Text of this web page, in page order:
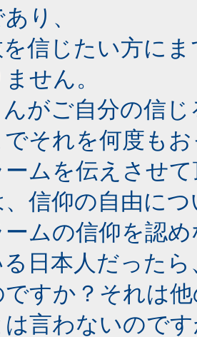
り、
信じたい方に
せん。
んがご自分の信
それを何度も
ームを伝えさせ
信仰の自由に
ームの信仰を認
る日本人だった
すか？それは
言わないので